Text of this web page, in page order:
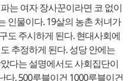
는 여자 장사꾼이라면 코 없이
인물이다. 19살의 농촌 처녀가
도 주시하게 된다. 현대사회에
추정하게 된다. 성당 안에는
다는 설명에서도 사회집단이
다. 500루블이건 1000루블이건